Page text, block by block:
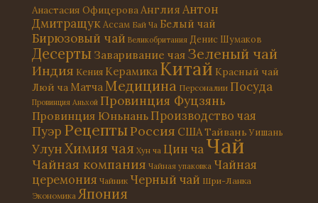
Анастасия ОфицероваАнглия Антон
Дмитращук Ассам Бай Ча Белый чай
Бирюзовый чай Великобритания Денис Шумаков
Десерты Заваривание чая Зеленый чай
Индия Кения Керамика Китай Красный чай
Люй ча Матча Медицина Персоналии Посуда
Провинция Аньхой Провинция Фуцзянь
Провинция Юньнань Производство чая
Пуэр РецептыРоссия СШАТайвань Уишань
УлунХимия чая Хун ча Цин чаЧай
Чайная компания Чайная упаковка Чайная
церемония Чайник Черный чай Шри-Ланка
Экономика Япония